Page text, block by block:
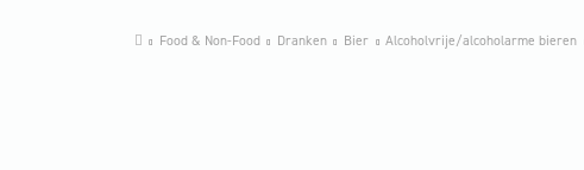
Food & Non-Food Dranken Bier Alcoholvrije/alcoholarme bieren